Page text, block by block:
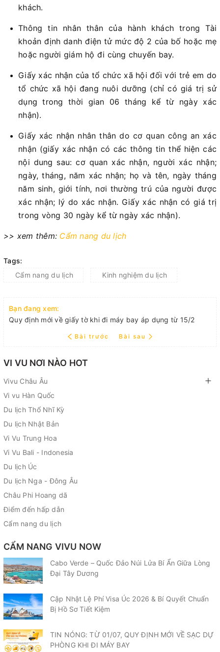
khách.
Thông tin nhân thân của hành khách trong Tài
khoản định danh điện tử mức độ 2 của bố hoặc mẹ
hoặc người giám hộ đi cùng chuyến bay.
Giấy xác nhận của tổ chức xã hội đối với trẻ em do
tổ chức xã hội đang nuôi dưỡng (chỉ có giá trị sử
dụng trong thời gian 06 tháng kể từ ngày xác
nhận).
Giấy xác nhận nhân thân do cơ quan công an xác
nhận (giấy xác nhận có các thông tin thể hiện các
nội dung sau: cơ quan xác nhận, người xác nhận;
ngày, tháng, năm xác nhận; họ và tên, ngày tháng
năm sinh, giới tính, nơi thường trú của người được
xác nhận; lý do xác nhận. Giấy xác nhận có giá trị
trong vòng 30 ngày kể từ ngày xác nhận).
>> xem thêm: Cẩm nang du lịch
Tags:
Cẩm nang du lịch
Kinh nghiệm du lịch
Bạn đang xem:
Quy định mới về giấy tờ khi đi máy bay áp dụng từ 15/2
Bài trước Bài sau
VI VU NƠI NÀO HOT
Vivu Châu Âu
Vi vu Hàn Quốc
Du lịch Thổ Nhĩ Kỳ
Du lịch Nhật Bản
Vi Vu Trung Hoa
Vi Vu Bali - Indonesia
Du lịch Úc
Du lịch Nga - Đông Âu
Châu Phi Hoang dã
Điểm đến hấp dẫn
Cẩm nang du lịch
CẨM NANG VIVU NOW
Cabo Verde – Quốc Đảo Núi Lửa Bí Ẩn Giữa Lòng
Đại Tây Dương
Cập Nhật Lệ Phí Visa Úc 2026 & Bí Quyết Chuẩn
Bị Hồ Sơ Tiết Kiệm
TIN NÓNG: TỪ 01/07, QUY ĐỊNH MỚI VỀ SẠC DỰ
PHÒNG KHI ĐI MÁY BAY